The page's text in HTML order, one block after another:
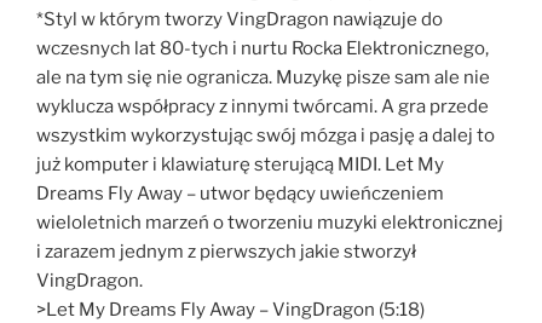
*Styl w którym tworzy VingDragon nawiązuje do
wczesnych lat 80-tych i nurtu Rocka Elektronicznego,
ale na tym się nie ogranicza. Muzykę pisze sam ale nie
wyklucza współpracy z innymi twórcami. A gra przede
wszystkim wykorzystując swój mózga i pasję a dalej to
już komputer i klawiaturę sterującą MIDI. Let My
Dreams Fly Away – utwor będący uwieńczeniem
wieloletnich marzeń o tworzeniu muzyki elektronicznej
i zarazem jednym z pierwszych jakie stworzył
VingDragon.
>Let My Dreams Fly Away – VingDragon (5:18)